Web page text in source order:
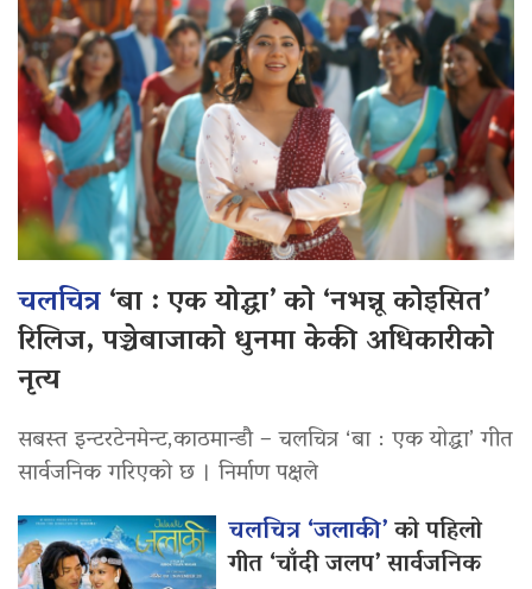
चलचित्र‘बा : एक योद्धा’ को ‘नभन्नू कोइसित’
रिलिज, पञ्चेबाजाको धुनमा केकी अधिकारीको
नृत्य
सबस्त इन्टरटेनमेन्ट,काठमान्डौ – चलचित्र ‘बा : एक योद्धा’ गीत
सार्वजनिक गरिएको छ । निर्माण पक्षले
चलचित्र ‘जलाकी’को पहिलो
गीत ‘चाँदी जलप’ सार्वजनिक